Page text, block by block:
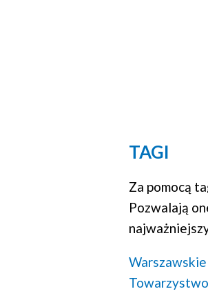
TAGI
Za pomocą
Pozwalają